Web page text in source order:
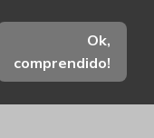
Ok,
comprendido!